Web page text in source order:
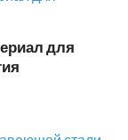
для